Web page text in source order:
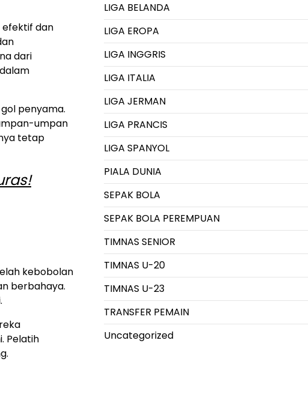
efektif dan
dari
penyama.
umpan
tetap
kebobolan
berbahaya.
Pelatih
LIGA BELANDA
LIGA EROPA
LIGA INGGRIS
LIGA ITALIA
LIGA JERMAN
LIGA PRANCIS
LIGA SPANYOL
PIALA DUNIA
SEPAK BOLA
SEPAK BOLA PEREMPUAN
TIMNAS SENIOR
TIMNAS U-20
TIMNAS U-23
TRANSFER PEMAIN
Uncategorized